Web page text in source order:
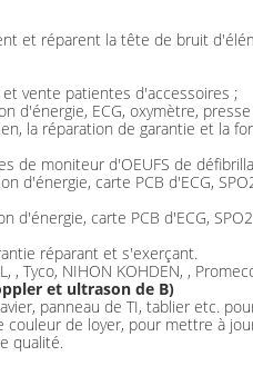
et réparent la tête de bruit
vente patientes d'accessoires ;
d'énergie, ECG, oxymètre,
la réparation de garantie et la
de moniteur d'OEUFS de
d'énergie, carte PCB d'ECG,
carte PCB d'ECG,
réparant et s'exerçant.
, Tyco, NIHON KOHDEN, ,
et ultrason de B)
panneau de TI, tablier etc.
de loyer, pour mettre à
qualité.